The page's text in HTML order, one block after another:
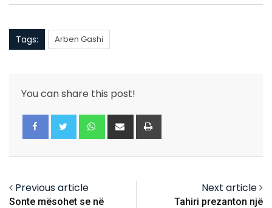
Tags: Arben Gashi
You can share this post!
Whatsapp
Share
Previous article
Sonte mësohet se në
Next article
Tahiri prezanton një